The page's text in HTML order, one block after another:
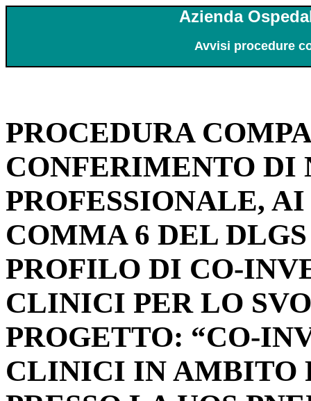
Azienda
Avvisi procedure
PROCEDURA
CONFERIMENTO DI
PROFESSIONALE,
COMMA 6 DEL
PROFILO DI CO-
CLINICI PER LO
PROGETTO: “CO-
CLINICI IN AMBITO